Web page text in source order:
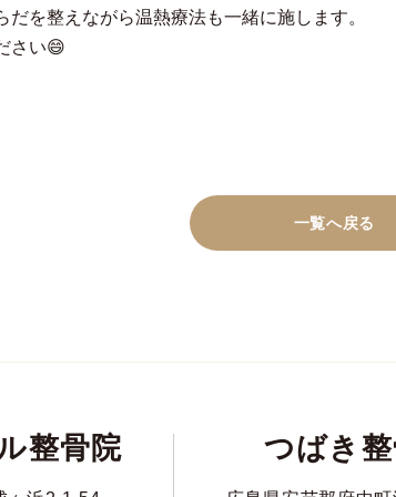
だを整えながら温熱療法も一緒に施します。
さい😄
一覧へ戻る
整骨院 つばき